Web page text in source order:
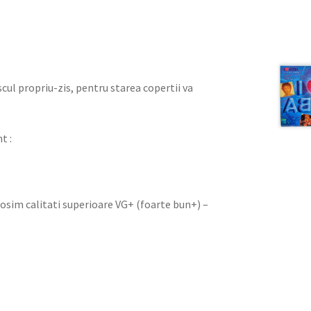
propriu-zis, pentru starea copertii va
:
calitati superioare VG+ (foarte bun+) –